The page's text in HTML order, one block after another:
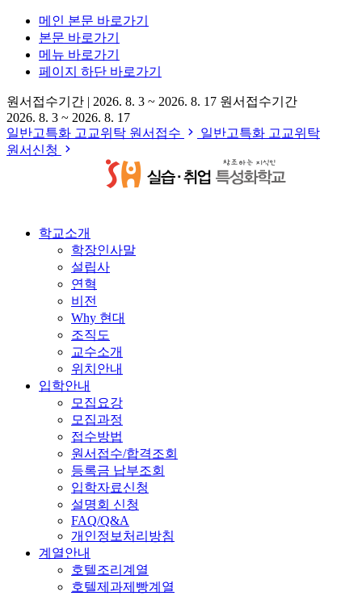
메인 본문 바로가기
본문 바로가기
메뉴 바로가기
페이지 하단 바로가기
원서접수기간 | 2026. 8. 3 ~ 2026. 8. 17 원서접수기간
2026. 8. 3 ~ 2026. 8. 17
일반고특화 고교위탁 원서접수
일반고특화 고교위탁
원서신청
학교소개
학장인사말
설립사
연혁
비전
Why 현대
조직도
교수소개
위치안내
입학안내
모집요강
모집과정
접수방법
원서접수/합격조회
등록금 납부조회
입학자료신청
설명회 신청
FAQ/Q&A
개인정보처리방침
계열안내
호텔조리계열
호텔제과제빵계열